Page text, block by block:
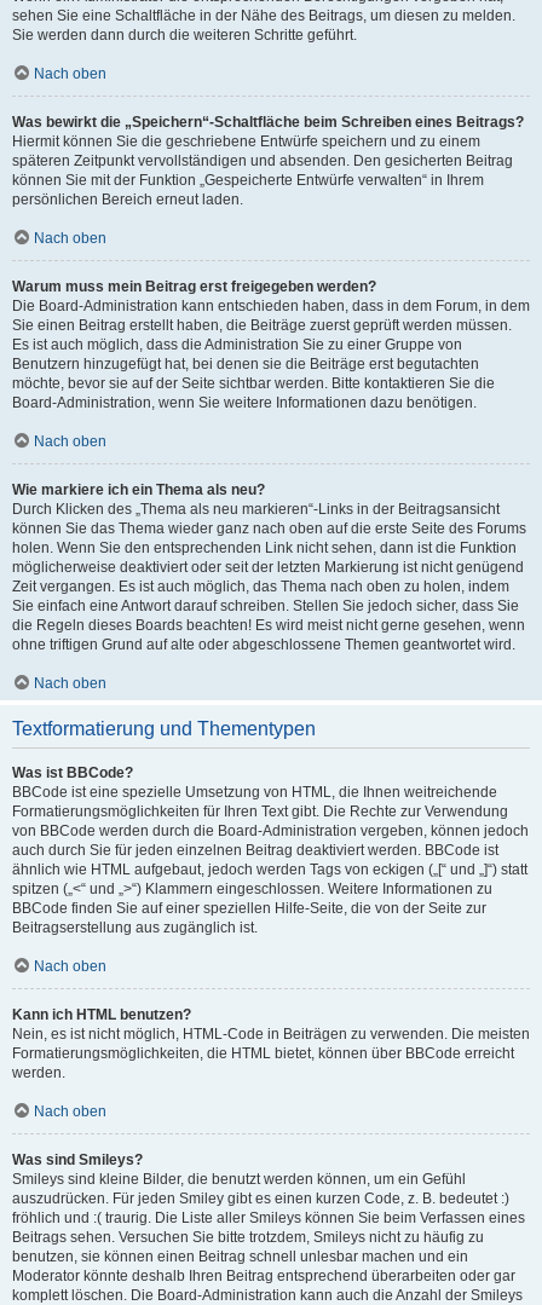
sehen Sie eine Schaltfläche in der Nähe des Beitrags, um diesen zu melden.
Sie werden dann durch die weiteren Schritte geführt.
Nach oben
Was bewirkt die „Speichern“-Schaltfläche beim Schreiben eines Beitrags?
Hiermit können Sie die geschriebene Entwürfe speichern und zu einem
späteren Zeitpunkt vervollständigen und absenden. Den gesicherten Beitrag
können Sie mit der Funktion „Gespeicherte Entwürfe verwalten“ in Ihrem
persönlichen Bereich erneut laden.
Nach oben
Warum muss mein Beitrag erst freigegeben werden?
Die Board-Administration kann entschieden haben, dass in dem Forum, in dem
Sie einen Beitrag erstellt haben, die Beiträge zuerst geprüft werden müssen.
Es ist auch möglich, dass die Administration Sie zu einer Gruppe von
Benutzern hinzugefügt hat, bei denen sie die Beiträge erst begutachten
möchte, bevor sie auf der Seite sichtbar werden. Bitte kontaktieren Sie die
Board-Administration, wenn Sie weitere Informationen dazu benötigen.
Nach oben
Wie markiere ich ein Thema als neu?
Durch Klicken des „Thema als neu markieren“-Links in der Beitragsansicht
können Sie das Thema wieder ganz nach oben auf die erste Seite des Forums
holen. Wenn Sie den entsprechenden Link nicht sehen, dann ist die Funktion
möglicherweise deaktiviert oder seit der letzten Markierung ist nicht genügend
Zeit vergangen. Es ist auch möglich, das Thema nach oben zu holen, indem
Sie einfach eine Antwort darauf schreiben. Stellen Sie jedoch sicher, dass Sie
die Regeln dieses Boards beachten! Es wird meist nicht gerne gesehen, wenn
ohne triftigen Grund auf alte oder abgeschlossene Themen geantwortet wird.
Nach oben
Textformatierung und Thementypen
Was ist BBCode?
BBCode ist eine spezielle Umsetzung von HTML, die Ihnen weitreichende
Formatierungsmöglichkeiten für Ihren Text gibt. Die Rechte zur Verwendung
von BBCode werden durch die Board-Administration vergeben, können jedoch
auch durch Sie für jeden einzelnen Beitrag deaktiviert werden. BBCode ist
ähnlich wie HTML aufgebaut, jedoch werden Tags von eckigen („[“ und „]“) statt
spitzen („<“ und „>“) Klammern eingeschlossen. Weitere Informationen zu
BBCode finden Sie auf einer speziellen Hilfe-Seite, die von der Seite zur
Beitragserstellung aus zugänglich ist.
Nach oben
Kann ich HTML benutzen?
Nein, es ist nicht möglich, HTML-Code in Beiträgen zu verwenden. Die meisten
Formatierungsmöglichkeiten, die HTML bietet, können über BBCode erreicht
werden.
Nach oben
Was sind Smileys?
Smileys sind kleine Bilder, die benutzt werden können, um ein Gefühl
auszudrücken. Für jeden Smiley gibt es einen kurzen Code, z. B. bedeutet :)
fröhlich und :( traurig. Die Liste aller Smileys können Sie beim Verfassen eines
Beitrags sehen. Versuchen Sie bitte trotzdem, Smileys nicht zu häufig zu
benutzen, sie können einen Beitrag schnell unlesbar machen und ein
Moderator könnte deshalb Ihren Beitrag entsprechend überarbeiten oder gar
komplett löschen. Die Board-Administration kann auch die Anzahl der Smileys